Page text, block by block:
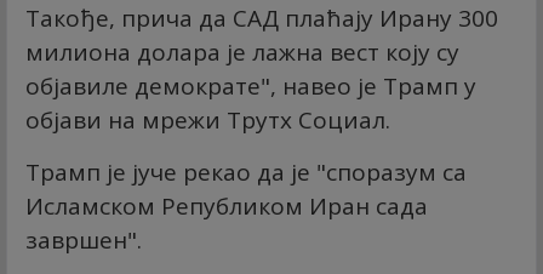
Такође, прича да САД плаћају Ирану 300
милиона долара је лажна вест коју су
објавиле демократе", навео је Трамп у
објави на мрежи Трутх Социал.
Трамп је јуче рекао да је "споразум са
Исламском Републиком Иран сада
завршен".